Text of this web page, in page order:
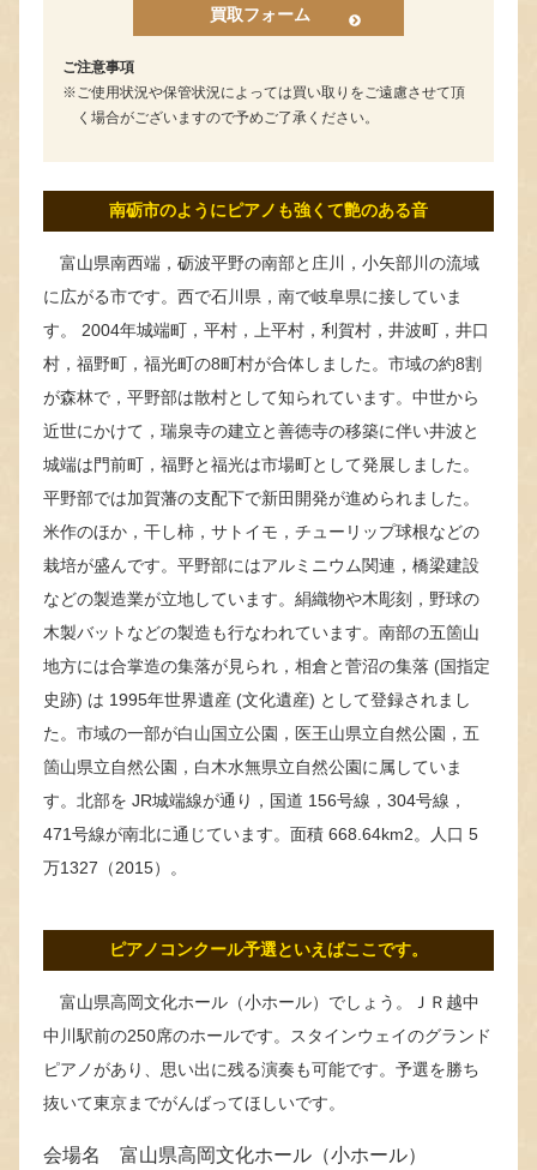
買取フォーム
ご注意事項
ご使用状況や保管状況によっては買い取りをご遠慮させて頂
く場合がございますので予めご了承ください。
南砺市のようにピアノも強くて艶のある音
富山県南西端，砺波平野の南部と庄川，小矢部川の流域
に広がる市です。西で石川県，南で岐阜県に接していま
す。 2004年城端町，平村，上平村，利賀村，井波町，井口
村，福野町，福光町の8町村が合体しました。市域の約8割
が森林で，平野部は散村として知られています。中世から
近世にかけて，瑞泉寺の建立と善徳寺の移築に伴い井波と
城端は門前町，福野と福光は市場町として発展しました。
平野部では加賀藩の支配下で新田開発が進められました。
米作のほか，干し柿，サトイモ，チューリップ球根などの
栽培が盛んです。平野部にはアルミニウム関連，橋梁建設
などの製造業が立地しています。絹織物や木彫刻，野球の
木製バットなどの製造も行なわれています。南部の五箇山
地方には合掌造の集落が見られ，相倉と菅沼の集落 (国指定
史跡) は 1995年世界遺産 (文化遺産) として登録されまし
た。市域の一部が白山国立公園，医王山県立自然公園，五
箇山県立自然公園，白木水無県立自然公園に属していま
す。北部を JR城端線が通り，国道 156号線，304号線，
471号線が南北に通じています。面積 668.64km2。人口 5
万1327（2015）。
ピアノコンクール予選といえばここです。
富山県高岡文化ホール（小ホール）でしょう。ＪＲ越中
中川駅前の250席のホールです。スタインウェイのグランド
ピアノがあり、思い出に残る演奏も可能です。予選を勝ち
抜いて東京までがんばってほしいです。
会場名 富山県高岡文化ホール（小ホール）